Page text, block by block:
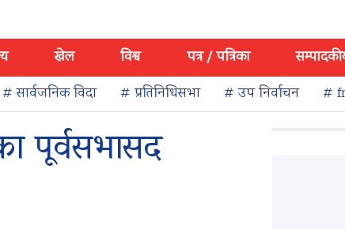
खेल विश्व पत्र / पत्रिका
# सार्वजनिक विदा # प्रतिनिधिसभा # उप निर्वाचन #
पूर्वसभासद